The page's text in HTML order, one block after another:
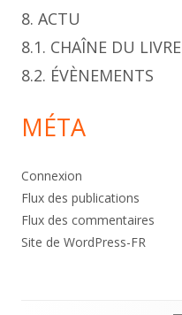
8. ACTU
8.1. CHAÎNE DU LIVRE
8.2. ÉVÈNEMENTS
MÉTA
Connexion
Flux des publications
Flux des commentaires
Site de WordPress-FR